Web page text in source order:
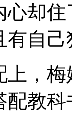
心却
有自
上，
教